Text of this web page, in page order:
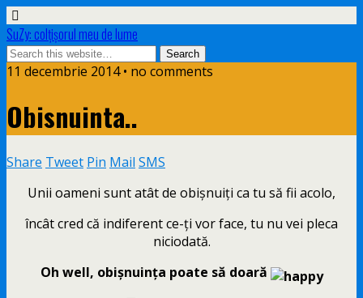
SuZy: colţişorul meu de lume
11 decembrie 2014 • no comments
Obisnuinta..
Share Tweet Pin Mail SMS
Unii oameni sunt atât de obişnuiţi ca tu să fii acolo,
încât cred că indiferent ce-ţi vor face, tu nu vei pleca
niciodată.
Oh well, obişnuinţa poate să doară